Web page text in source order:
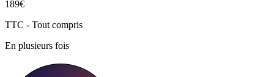
189€
TTC - Tout compris
En plusieurs fois